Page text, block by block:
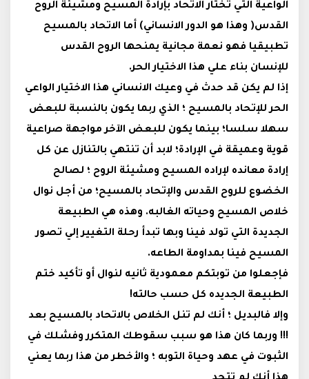
الواعية التي تختار الاتحاد بإرادة المسيح ومشيئة الروح
القدس( وهذا هو الدور الانساني) أما الاتحاد بالمسيح
تطبيقيا فهو نعمة مجانية يمنحها الروح القدس
للإنسان بناء علي هذا الاختيار الحر.
إذا لم يكن قد حدث في وعيك الانساني هذا الاختيار الواعي
الحر للإتحاد بالمسيح ؛ الذي ربما يكون بالنسبة للبعض
سهلا سلسا؛ بينما يكون للبعض الآخر مواجهة صراعية
قوية وعميقة في الإرادة؛ لابد أن تنتهي بالتنازل عن كل
إرادة معانده لإراده المسيح ومشيئة الروح ؛ لصالح
الخضوع للروح القدس والإتحاد بالمسيح؛ من أجل نوال
خلاص المسيح وحياته الغالبه. وهذه هي الطبيعة
الجديدة التي تولد فينا وبها تبدأ رحلة التغيير إلي تصور
المسيح فينا بمداومة الطاعه.
فإجعلوا من توبتكم معمودية ثانيه لنوال أو تأكيد ختم
الطبيعة الجديده كل حسب حالته!
وإلا فالبديل ؛ أنك لم تنل الخلاص بالاتحاد بالمسيح بعد
!!! وربما كان هذا هو سبب سقوطك المتكرر وفشلك في
الثبوت في عهد وحياة التوبه ؛ والأخطر من هذا ربما يعني